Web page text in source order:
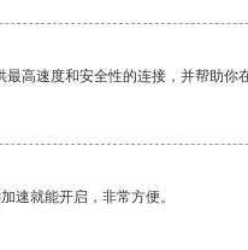
高速度和安全性的连接，并帮助你
速就能开启，非常方便。